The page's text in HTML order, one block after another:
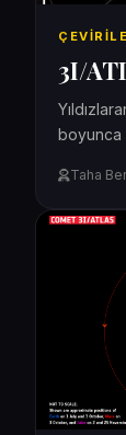
3I/
boyunca
Taha